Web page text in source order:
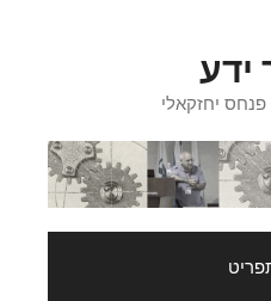
ידע
יחזקאלי